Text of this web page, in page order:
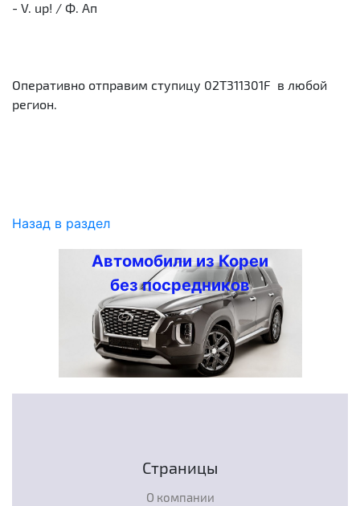
- V. up! / Ф. Ап
Оперативно отправим ступицу 02T311301F в любой
регион.
Назад в раздел
Автомобили из Кореи
без посредников
Страницы
О компании